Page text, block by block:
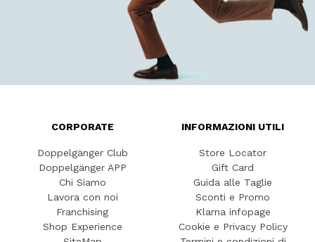
CORPORATE
Doppelgänger Club
Doppelgänger APP
Chi Siamo
Lavora con noi
Franchising
Shop Experience
INFORMAZIONI UTILI
Store Locator
Gift Card
Guida alle Taglie
Sconti e Promo
Klarna infopage
Cookie e Privacy Policy